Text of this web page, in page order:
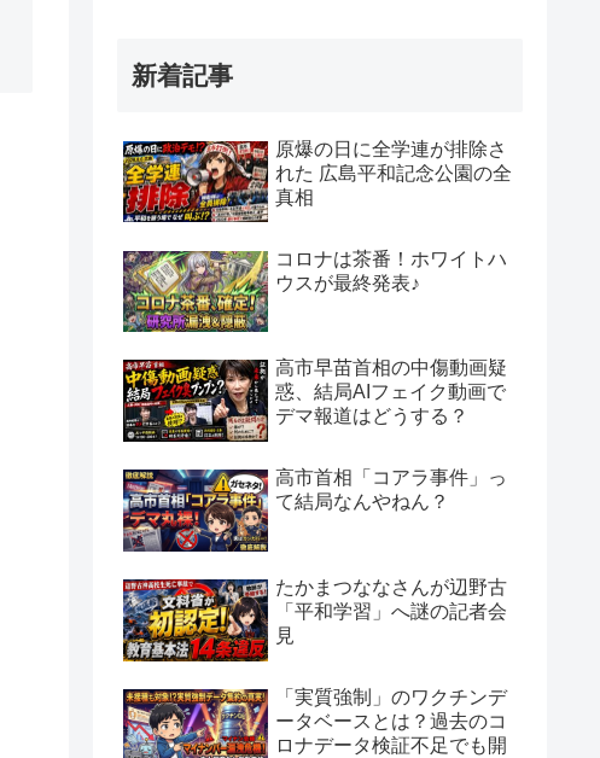
新着記事
原爆の日に全学連が排除さ
れた 広島平和記念公園の全
真相
コロナは茶番！ホワイトハ
ウスが最終発表♪
高市早苗首相の中傷動画疑
惑、結局AIフェイク動画で
デマ報道はどうする？
高市首相「コアラ事件」っ
て結局なんやねん？
たかまつななさんが辺野古
「平和学習」へ謎の記者会
見
「実質強制」のワクチンデ
ータベースとは？過去のコ
ロナデータ検証不足でも開